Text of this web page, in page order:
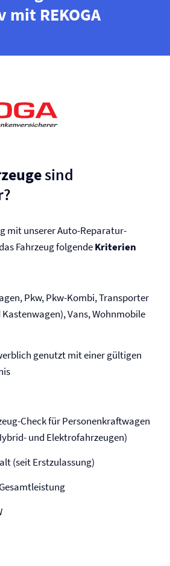
mit REKOGA
sind
mit unserer Auto-Reparatur­­
Fahrzeug folgendeKriterien
Pkw, Pkw-Kombi, Transporter
Vans, Wohnmobile
genutzt mit einer gültigen
Check für Personenkraftwagen
und Elektrofahrzeugen)
(seit Erstzulassung)